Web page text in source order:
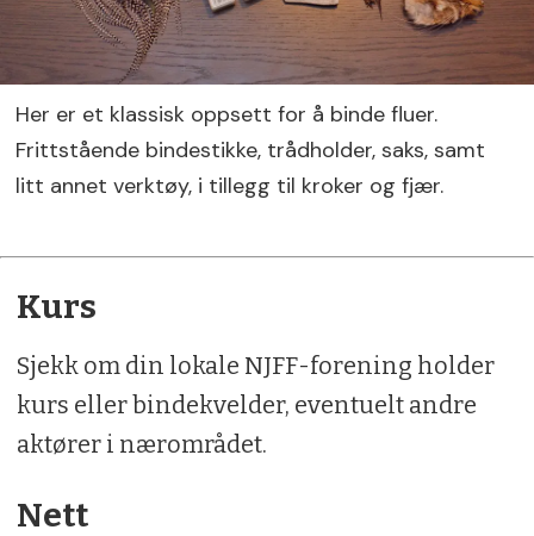
Her er et klassisk oppsett for å binde fluer.
Frittstående bindestikke, trådholder, saks, samt
litt annet verktøy, i tillegg til kroker og fjær.
Kurs
Sjekk om din lokale NJFF-forening holder
kurs eller bindekvelder, eventuelt andre
aktører i nærområdet.
Nett